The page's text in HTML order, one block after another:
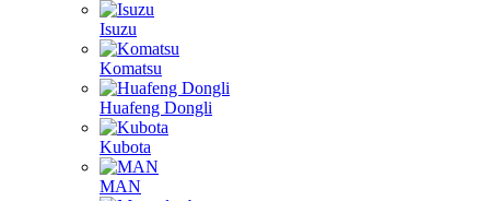
Isuzu
Komatsu
Huafeng Dongli
Kubota
MAN